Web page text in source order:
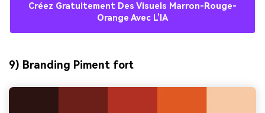
Créez Gratuitement Des Visuels Marron-Rouge-
Orange Avec L’IA
9) Branding Piment fort